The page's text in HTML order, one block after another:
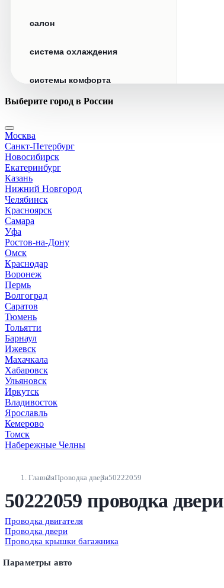
салон
система охлаждения
системы комфорта
стекла
стеклоочистители
топливная система
тормозная система
трансмиссия
Выберите город в России
Москва
Санкт-Петербург
Новосибирск
Екатеринбург
Казань
Нижний Новгород
Челябинск
Красноярск
Самара
Уфа
Ростов-на-Дону
Омск
Краснодар
Воронеж
Пермь
Волгоград
Саратов
Тюмень
Тольятти
Барнаул
Ижевск
Махачкала
Хабаровск
Ульяновск
Иркутск
Владивосток
Ярославль
Кемерово
Томск
Набережные Челны
ГлавнаяПроводка двери50222059
50222059 проводка двери
Проводка двигателя
Проводка двери
Проводка крышки багажника
Параметры авто